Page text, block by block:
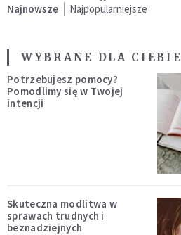
Najnowsze Najpopularniejsze
WYBRANE DLA CIEBIE
Potrzebujesz pomocy?
Pomodlimy się w Twojej
intencji
Skuteczna modlitwa w
sprawach trudnych i
beznadziejnych